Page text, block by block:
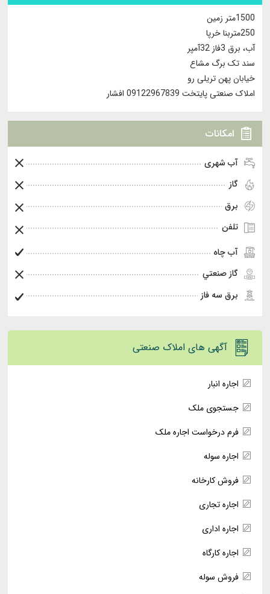
1500متر زمین
250متربنا خرپا
آب، برق 3فاز 32آمپر
سند تک برگ مشاع
خیابان پهن تریلی رو
املاک صنعتی پایتخت 09122967839 افشار
امکانات
آب شهری
گاز
برق
تلفن
آب چاه
گاز صنعتي
برق سه فاز
آگهی های املاک صنعتی
اجاره انبار
جستجوی ملک
فرم درخواست اجاره ملک
اجاره سوله
فروش کارخانه
اجاره تجاری
اجاره اداری
اجاره کارگاه
فروش سوله